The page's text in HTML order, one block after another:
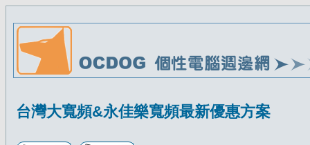
台灣大寬頻&永佳樂寬頻最新優惠方案